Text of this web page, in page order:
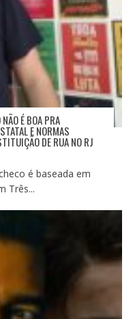
É BOA PRA
E NORMAS
DE RUA NO RJ
é baseada em
Três...